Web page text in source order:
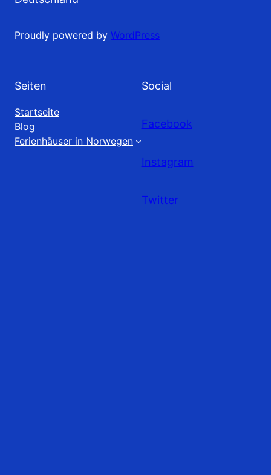
Proudly powered by WordPress
Seiten
Startseite
Blog
Ferienhäuser in Norwegen
Social
Facebook
Instagram
Twitter